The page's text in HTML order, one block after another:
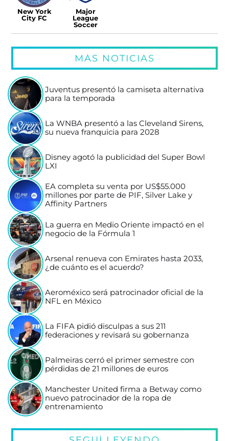
New York
City FC
Major
League
Soccer
MÁS NOTICIAS
Juventus presentó la camiseta alternativa
para la temporada
La WNBA presentó a las Cleveland Sirens,
su nueva franquicia para 2028
Disney agotó la publicidad del Super Bowl
LXI
EA completa su venta por US$55.000
millones por parte de PIF, Silver Lake y
Affinity Partners
La guerra en Medio Oriente impactó en el
negocio de la Fórmula 1
Arsenal renueva con Emirates hasta 2033,
¿de cuánto es el acuerdo?
Aeroméxico será patrocinador oficial de la
NFL en México
La FIFA pidió disculpas a sus 211
federaciones y revisará su gobernanza
Palmeiras cerró el primer semestre con
pérdidas de 21 millones de euros
Manchester United firma a Betway como
nuevo patrocinador de la ropa de
entrenamiento